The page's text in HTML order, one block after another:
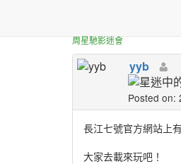
周星馳影迷會
yyb
Posted on:
長江七號官方網站上
大家去載來玩吧！